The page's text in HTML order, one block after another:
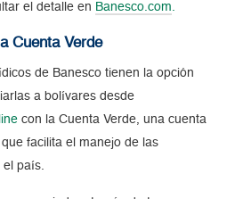
el detalle en Banesco.com.
Cuenta Verde
de Banesco tienen la opción
a bolívares desde
con la Cuenta Verde, una cuenta
facilita el manejo de las
el país.